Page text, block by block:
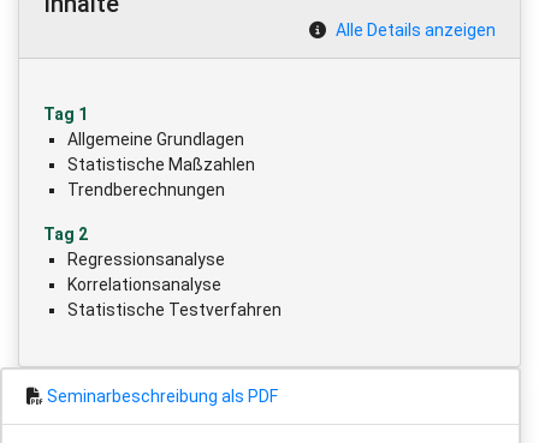
Alle Details anzeigen
Tag 1
Allgemeine Grundlagen
Statistische Maßzahlen
Trendberechnungen
Tag 2
Regressionsanalyse
Korrelationsanalyse
Statistische Testverfahren
Seminarbeschreibung als PDF